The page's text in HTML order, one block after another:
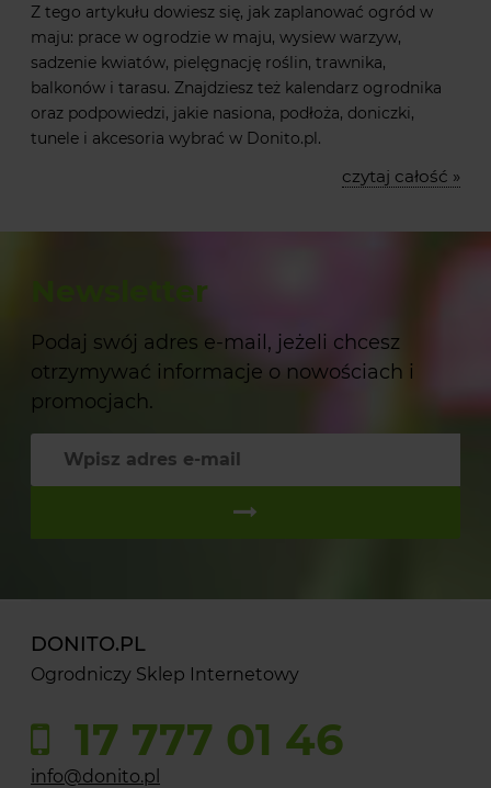
Z tego artykułu dowiesz się, jak zaplanować ogród w
maju: prace w ogrodzie w maju, wysiew warzyw,
sadzenie kwiatów, pielęgnację roślin, trawnika,
balkonów i tarasu. Znajdziesz też kalendarz ogrodnika
oraz podpowiedzi, jakie nasiona, podłoża, doniczki,
tunele i akcesoria wybrać w Donito.pl.
czytaj całość »
Newsletter
Podaj swój adres e-mail, jeżeli chcesz
otrzymywać informacje o nowościach i
promocjach.
DONITO.PL
Ogrodniczy Sklep Internetowy
17 777 01 46
info@donito.pl